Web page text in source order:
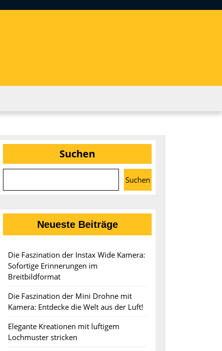
Suchen
Suchen
Neueste Beiträge
Die Faszination der Instax Wide Kamera:
Sofortige Erinnerungen im
Breitbildformat
Die Faszination der Mini Drohne mit
Kamera: Entdecke die Welt aus der Luft!
Elegante Kreationen mit luftigem
Lochmuster stricken